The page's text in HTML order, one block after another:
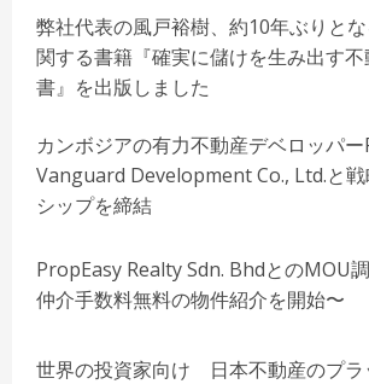
弊社代表の風戸裕樹、約10年ぶりと
関する書籍『確実に儲けを生み出す
書』を出版しました
カンボジアの有力不動産デベロッパ
Vanguard Development Co., Ltd.と
シップを締結
PropEasy Realty Sdn. BhdとのMOU
仲介手数料無料の物件紹介を開始〜
世界の投資家向け 日本不動産のプラ